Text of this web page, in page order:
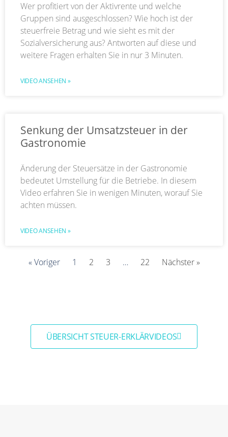
Wer profitiert von der Aktivrente und welche
Gruppen sind ausgeschlossen? Wie hoch ist der
steuerfreie Betrag und wie sieht es mit der
Sozialversicherung aus? Antworten auf diese und
weitere Fragen erhalten Sie in nur 3 Minuten.
VIDEO ANSEHEN »
Senkung der Umsatzsteuer in der
Gastronomie
Änderung der Steuersätze in der Gastronomie
bedeutet Umstellung für die Betriebe. In diesem
Video erfahren Sie in wenigen Minuten, worauf Sie
achten müssen.
VIDEO ANSEHEN »
« Voriger 1 2 3 … 22 Nächster »
ÜBERSICHT STEUER-ERKLÄRVIDEOS